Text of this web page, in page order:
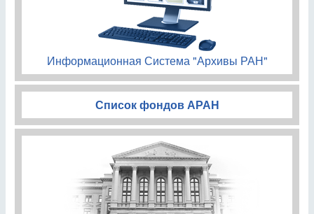
Информационная Система "Архивы РАН"
Список фондов АРАН